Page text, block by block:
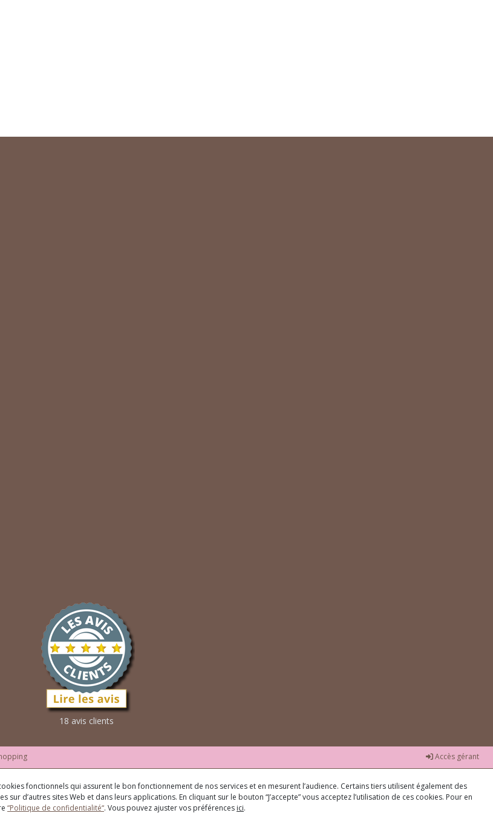
18 avis clients
Accès gérant
fonctionnels qui assurent le bon fonctionnement de nos services et en mesurent l’audience. Certains tiers utilisent également des
d’autres sites Web et dans leurs applications. En cliquant sur le bouton “J’accepte” vous acceptez l’utilisation de ces cookies. Pour en
“Politique de confidentialité“. Vous pouvez ajuster vos préférences ici.